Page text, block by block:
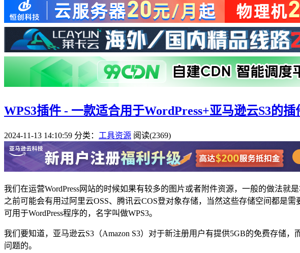
WPS3插件 - 一款适合用于WordPress+亚马逊云S3的插
2024-11-13 14:10:59 分类： 工具资源 阅读(2369)
我们在运营WordPress网站的时候如果有较多的图片或者附件资源，一般的做法
之前可能会有用过阿里云OSS、腾讯云COS登对象存储，当然这些存储空间都是
可用于WordPress程序的，名字叫做WPS3。
我们要知道，亚马逊云S3（Amazon S3）对于新注册用户有提供5GB的免费存储
问题的。